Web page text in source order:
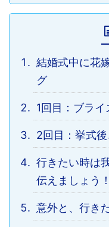
結婚式中に花
グ
1回目：ブラ
2回目：挙式
行きたい時は
伝えましょう！
意外と、行き